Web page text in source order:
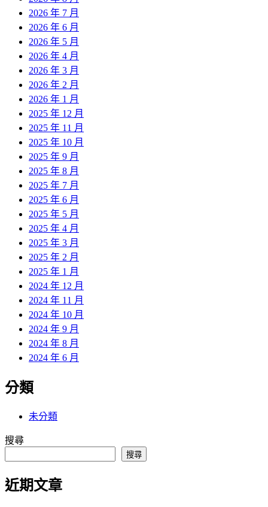
2026 年 7 月
2026 年 6 月
2026 年 5 月
2026 年 4 月
2026 年 3 月
2026 年 2 月
2026 年 1 月
2025 年 12 月
2025 年 11 月
2025 年 10 月
2025 年 9 月
2025 年 8 月
2025 年 7 月
2025 年 6 月
2025 年 5 月
2025 年 4 月
2025 年 3 月
2025 年 2 月
2025 年 1 月
2024 年 12 月
2024 年 11 月
2024 年 10 月
2024 年 9 月
2024 年 8 月
2024 年 6 月
分類
未分類
搜尋
搜尋
近期文章